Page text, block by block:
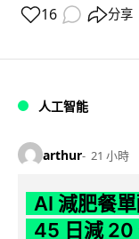
16 分享
人工智能
arthur 21 小時
AI 減肥餐
45 日減 20